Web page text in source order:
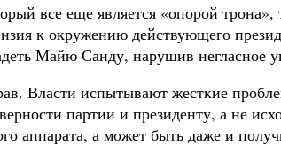
все еще является «опорой
к окружению действующего
Майю Санду, нарушив негласное
Власти испытывают жесткие
партии и президенту, а не
аппарата, а может быть даже и